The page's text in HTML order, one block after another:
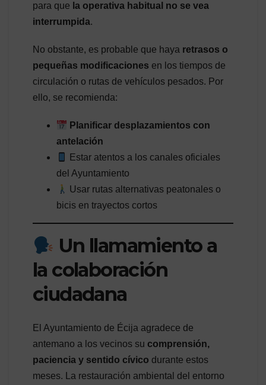
para que la operativa habitual no se vea
interrumpida.
No obstante, es probable que haya retrasos o
pequeñas modificaciones en los tiempos de
circulación o rutas de vehículos pesados. Por
ello, se recomienda:
Planificar desplazamientos con
antelación
Estar atentos a los canales oficiales
del Ayuntamiento
Usar rutas alternativas peatonales o
bicis en trayectos cortos
Un llamamiento a
la colaboración
ciudadana
El Ayuntamiento de Écija agradece de
antemano a los vecinos su comprensión,
paciencia y sentido cívico durante estos
meses. La restauración ambiental del entorno